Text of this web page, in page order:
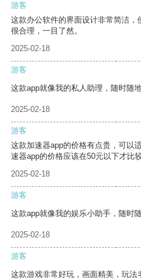
游客
这款办公软件的界面设计非常简洁
很合理，一目了然。
2025-02-18
游客
这款app就像我的私人助理，随时随
2025-02-18
游客
这款加速器app的价格有点贵，可以
速器app的价格应该在50元以下才比较
2025-02-18
游客
这款app就像我的娱乐小助手，随时
2025-02-18
游客
这款游戏非常好玩，画面精美，玩法